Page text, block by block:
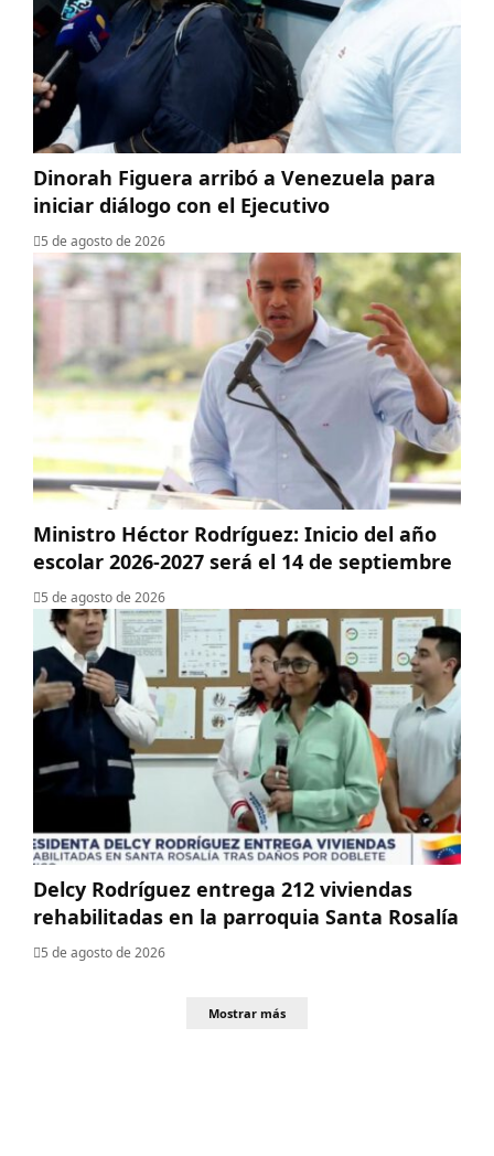
Dinorah Figuera arribó a Venezuela para
iniciar diálogo con el Ejecutivo
5 de agosto de 2026
Ministro Héctor Rodríguez: Inicio del año
escolar 2026-2027 será el 14 de septiembre
5 de agosto de 2026
Delcy Rodríguez entrega 212 viviendas
rehabilitadas en la parroquia Santa Rosalía
5 de agosto de 2026
Mostrar más